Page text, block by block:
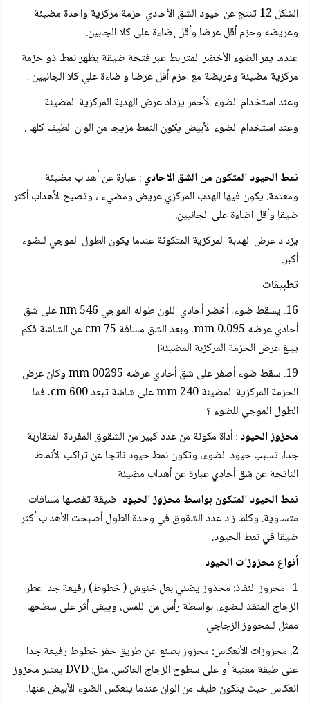
الشكل 12 تنتج عن حيود الشق الأحادي حزمة مركزية واحدة مضيئة
وعريضه وحزم أقل عرضا وأقل إضاءة على كلا الجابين.
عندما يمر الضوء الأخضر المترابط عبر فتحة ضيقة يظهر نمطا ذو حزمة
مركزية مضيئة وعريضة مع حزم أقل عرضا واضاءة علي كلا الجانيين .
وعند استخدام الضوء الأحمر يزداد عرض الهدبة المركزية المضيئة
وعند استخدام الضوء الأبيض يكون النمط مزيجا من الوان الطيف كلها .
نمط الحيود المتكون من الشق الاحادي: عبارة عن أهداب مضيئة
ومعتمة. يكون فيها الهدب المركزي عريض ومضيء ، وتصبح الأهداب أكثر
ضيقا وأقل اضاءة على الجانبين.
يزداد عرض الهدبة المركزية المتكونة عندما يكون الطول الموجي للضوء
أكبر.
تطبيقات
16. يسقط ضوء، أخضر أحادي اللون طوله الموجي nm 546 على شق
أحادي عرضه mm 0.095. وبعد الشق مسافة cm 75 عن الشاشة فكم
يبلغ عرض الحزمة المركزبة المضيئة!
19. سقط ضوء أصفر على شق أحادي عرضه mm 00295 وكان عرض
الحزمة المركزية المضيئة mm 240 على شاشة تبعد cm 600. فما
الطول الموجي للضوء ؟
محزوز الحيود: أداة مكونة من عدد كبير من الشقوق المفردة المتقاربة
جدا، تسبب حيود الضوء، وتكون نمط حيود ناتجا عن تراكب الأنماط
الناتجة عن شق أحادي عبارة عن أهداب مضيئة
نمط الحيود المتكون بواسط محزوز الحيود ضيقة تفصلها مسافات
متساوية. وكلما زاد عدد الشقوق في وحدة الطول أصبحت الأهداب أكثر
ضيقا في نمط الحيود.
أنواع محزوزات الحيود
1- محروز النفاذ: محذوز يضني بعل خنوش ( خطوط) رفيعة جدا عطر
الزجاج المنفذ للضوء، بواسطة رأس من اللمس، ويبقى أثر على سطحها
ممثل للمحووز الزجاجي
2. محزوزات الأنعكاس: محزوز بصنع عن طريق حفر خطوط رفيعة جدا
عنى طبقة معنية أو على سطوح الزجاج العاكس. مثل: DVD يعتبر محزوز
انعكاس حيث يتكون طيف من الوان عندما ينعكس الضوء الأبيض عنها.